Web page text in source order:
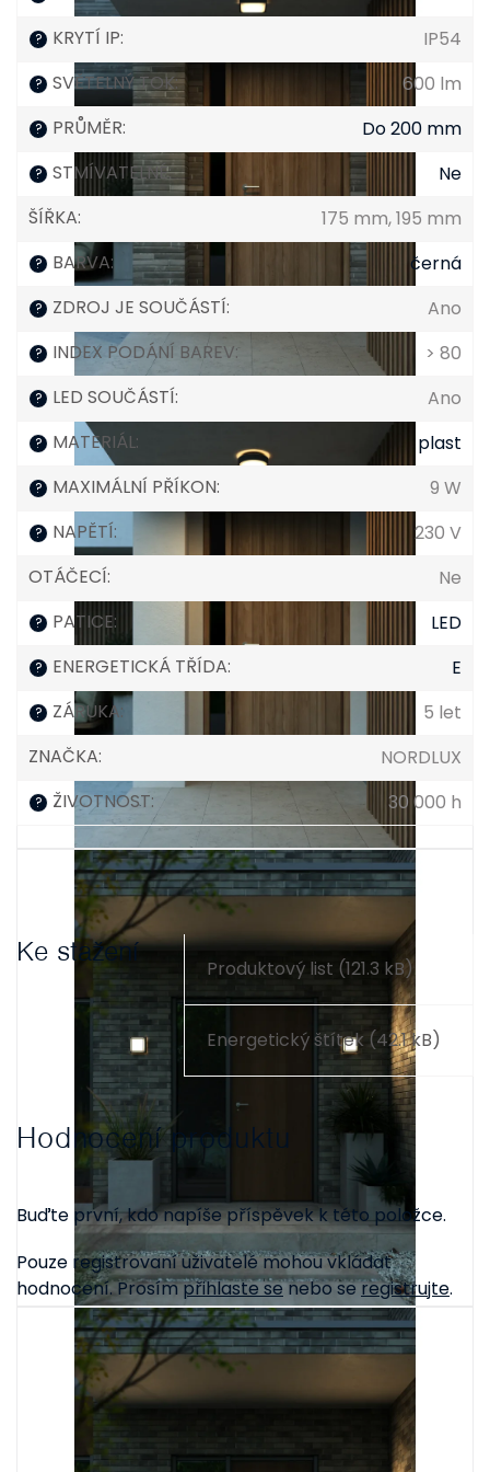
? KRYTÍ IP: IP54
? SVĚTELNÝ TOK: 600 lm
? PRŮMĚR: Do 200 mm
? STMÍVATELNÉ:
Ne
ŠÍŘKA: 175 mm, 195 mm
? BARVA: černá
? ZDROJ JE SOUČÁSTÍ: Ano
? INDEX PODÁNÍ BAREV: > 80
? LED SOUČÁSTÍ: Ano
? MATERIÁL: plast
? MAXIMÁLNÍ PŘÍKON: 9 W
? NAPĚTÍ:
230 V
OTÁČECÍ: Ne
? PATICE: LED
? ENERGETICKÁ TŘÍDA: E
? ZÁRUKA:
5 let
ZNAČKA: NORDLUX
? ŽIVOTNOST: 30 000 h
Ke stažení
Produktový list (121.3 kB)
Energetický štítek (42.1 kB)
Hodnocení produktu
Buďte první, kdo napíše příspěvek k této položce.
Pouze registrovaní uživatelé mohou vkládat
hodnocení. Prosímpřihlaste senebo seregistrujte.